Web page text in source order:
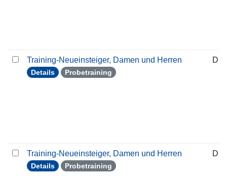
Training-Neueinsteiger, Damen und Herren
Details Probetraining
Training-Neueinsteiger, Damen und Herren
Details Probetraining